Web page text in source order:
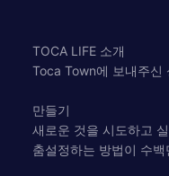
TOCA LIFE 소개
Toca Town에 보내주신
만들기
새로운 것을 시도하고
춤설정하는 방법이 수